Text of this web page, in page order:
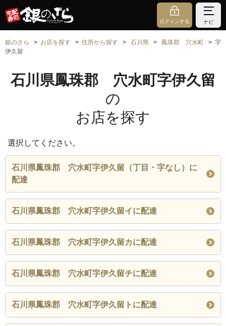
ログインする ナビ
銀のさら お店を探す 住所から探す 石川県 鳳珠郡 穴水町
字
伊久留
石川県鳳珠郡 穴水町字伊久留
の
お店を探す
選択してください。
石川県鳳珠郡 穴水町字伊久留（丁目・字なし）に
配達
石川県鳳珠郡 穴水町字伊久留イに配達
石川県鳳珠郡 穴水町字伊久留カに配達
石川県鳳珠郡 穴水町字伊久留チに配達
石川県鳳珠郡 穴水町字伊久留トに配達